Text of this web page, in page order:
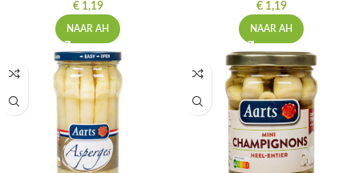
€1,19
NAAR AH
€1,19
NAAR AH